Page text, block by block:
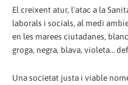
El creixent atur, l'atac a la
laborals i socials, al medi
en les marees ciutadanes,
groga, negra, blava, violeta…
Una societat justa i viable